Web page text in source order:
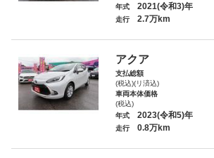
ＭＧライン
年式 2021(令和3)年
走行 2.7万km
アクア
支払総額
(税込)(リ済込)
車両本体価格
(税込)
年式 2023(令和5)年
走行 0.8万km